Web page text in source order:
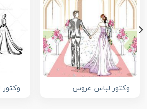
وکتور لباس عروس وکتور